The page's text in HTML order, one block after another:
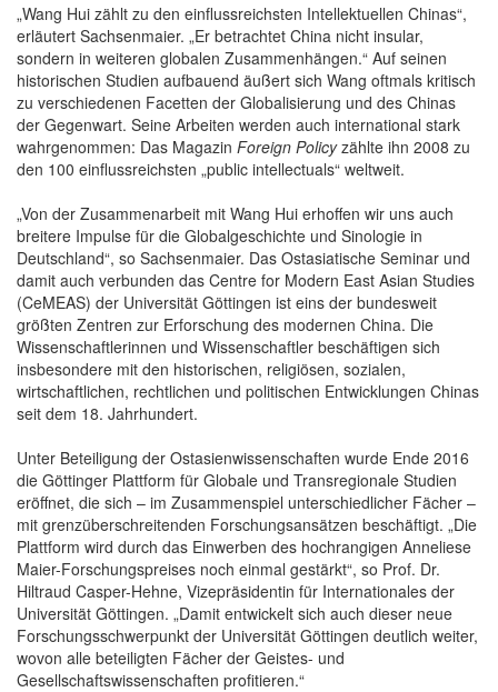
„Wang Hui zählt zu den einflussreichsten Intellektuellen Chinas“,
erläutert Sachsenmaier. „Er betrachtet China nicht insular,
sondern in weiteren globalen Zusammenhängen.“ Auf seinen
historischen Studien aufbauend äußert sich Wang oftmals kritisch
zu verschiedenen Facetten der Globalisierung und des Chinas
der Gegenwart. Seine Arbeiten werden auch international stark
wahrgenommen: Das Magazin Foreign Policyzählte ihn 2008 zu
den 100 einflussreichsten „public intellectuals“ weltweit.
„Von der Zusammenarbeit mit Wang Hui erhoffen wir uns auch
breitere Impulse für die Globalgeschichte und Sinologie in
Deutschland“, so Sachsenmaier. Das Ostasiatische Seminar und
damit auch verbunden das Centre for Modern East Asian Studies
(CeMEAS) der Universität Göttingen ist eins der bundesweit
größten Zentren zur Erforschung des modernen China. Die
Wissenschaftlerinnen und Wissenschaftler beschäftigen sich
insbesondere mit den historischen, religiösen, sozialen,
wirtschaftlichen, rechtlichen und politischen Entwicklungen Chinas
seit dem 18. Jahrhundert.
Unter Beteiligung der Ostasienwissenschaften wurde Ende 2016
die Göttinger Plattform für Globale und Transregionale Studien
eröffnet, die sich – im Zusammenspiel unterschiedlicher Fächer –
mit grenzüberschreitenden Forschungsansätzen beschäftigt. „Die
Plattform wird durch das Einwerben des hochrangigen Anneliese
Maier-Forschungspreises noch einmal gestärkt“, so Prof. Dr.
Hiltraud Casper-Hehne, Vizepräsidentin für Internationales der
Universität Göttingen. „Damit entwickelt sich auch dieser neue
Forschungsschwerpunkt der Universität Göttingen deutlich weiter,
wovon alle beteiligten Fächer der Geistes- und
Gesellschaftswissenschaften profitieren.“